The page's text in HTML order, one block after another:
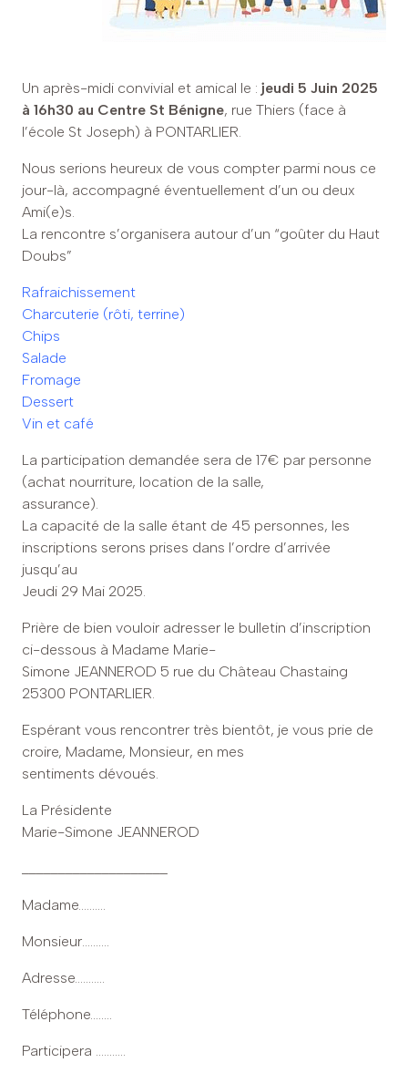
Un après-midi convivial et amical le : jeudi 5 Juin 2025
à 16h30 au Centre St Bénigne , rue Thiers (face à
l’école St Joseph) à PONTARLIER.
Nous serions heureux de vous compter parmi nous ce
jour-là, accompagné éventuellement d’un ou deux
Ami(e)s.
La rencontre s’organisera autour d’un “goûter du Haut
Doubs”
Rafraichissement
Charcuterie (rôti, terrine)
Chips
Salade
Fromage
Dessert
Vin et café
La participation demandée sera de 17€ par personne
(achat nourriture, location de la salle,
assurance).
La capacité de la salle étant de 45 personnes, les
inscriptions serons prises dans l’ordre d’arrivée
jusqu’au
Jeudi 29 Mai 2025.
Prière de bien vouloir adresser le bulletin d’inscription
ci-dessous à Madame Marie-
Simone JEANNEROD 5 rue du Château Chastaing
25300 PONTARLIER.
Espérant vous rencontrer très bientôt, je vous prie de
croire, Madame, Monsieur, en mes
sentiments dévoués.
La Présidente
Marie-Simone JEANNEROD
Madame……….
Monsieur……….
Adresse………..
Téléphone……..
Participera ………..